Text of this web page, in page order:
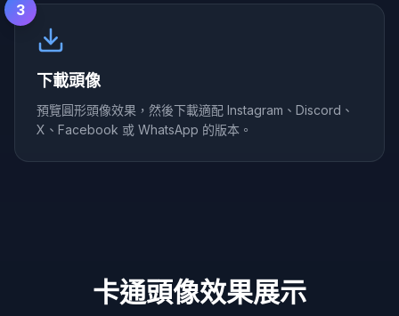
3
下載頭像
預覽圓形頭像效果，然後下載適配 Instagram、Discord、
X、Facebook 或 WhatsApp 的版本。
卡通頭像效果展示